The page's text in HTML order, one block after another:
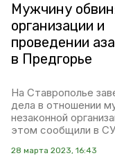
Мужчину
организации и
проведении
в Предгорье
На Ставрополье
дела в отношении
незаконной
этом сообщили в
28 марта 2023, 16:43